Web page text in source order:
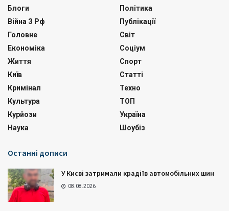
Блоги
Війна З Рф
Головне
Економіка
Життя
Київ
Кримінал
Культура
Курйози
Наука
Політика
Публікації
Світ
Соціум
Спорт
Статті
Техно
ТОП
Україна
Шоубіз
Останні дописи
У Києві затримали крадіїв автомобільних шин
08.08.2026